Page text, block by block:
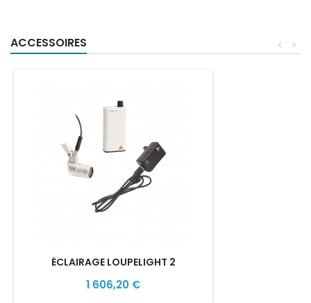
ACCESSOIRES >
<
ÉCLAIRAGE LOUPELIGHT 2
1 606,20 €